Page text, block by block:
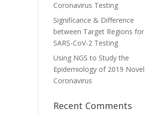
Coronavirus Testing
Significance & Difference
between Target Regions for
SARS-CoV-2 Testing
Using NGS to Study the
Epidemiology of 2019 Novel
Coronavirus
Recent Comments